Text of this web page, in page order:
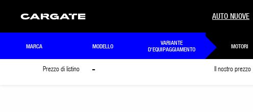
AUTO NUOVE
MARCA MODELLO
VARIANTE
D'EQUIPAGGIAMENTO
MOTORI
Prezzo di listino - Il nostro prezzo